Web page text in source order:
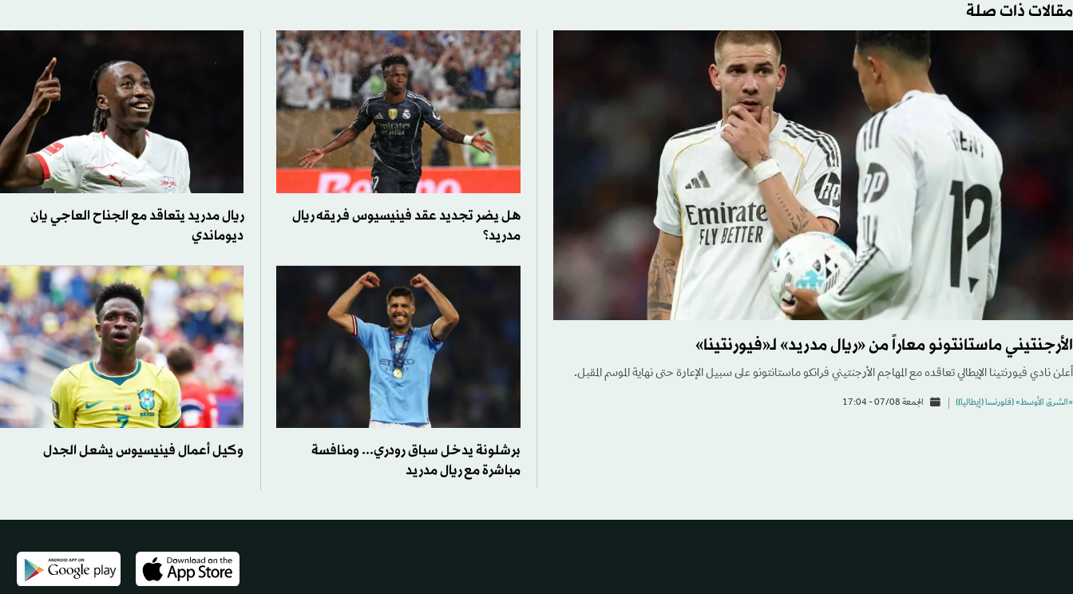
مقالات ذات صلة
الأرجنتيني ماستانتونو معاراً من «ريال مدريد» لـ«فيورنتينا»
أعلن نادي فيورنتينا الإيطالي تعاقده مع المهاجم الأرجنتيني فرانكو ماستانتونو على سبيل الإعارة حتى نهاية الموسم المقبل.
«الشرق الأوسط» (فلورنسا (إيطاليا)) الجمعة 07/08 - 17:04
هل يضر تجديد عقد فينيسيوس فريقه ريال
مدريد؟
ريال مدريد يتعاقد مع الجناح العاجي يان
ديوماندي
برشلونة يدخل سباق رودري... ومنافسة
مباشرة مع ريال مدريد
وكيل أعمال فينيسيوس يشعل الجدل